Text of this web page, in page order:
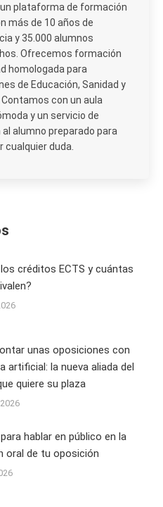
un plataforma de formación
más de 10 años de
y 35.000 alumnos
Ofrecemos formación
homologada para
de Educación, Sanidad y
con un aula
y un servicio de
alumno preparado para
cualquier duda.
créditos ECTS y cuántas
unas oposiciones con
artificial: la nueva aliada del
quiere su plaza
hablar en público en la
oral de tu oposición